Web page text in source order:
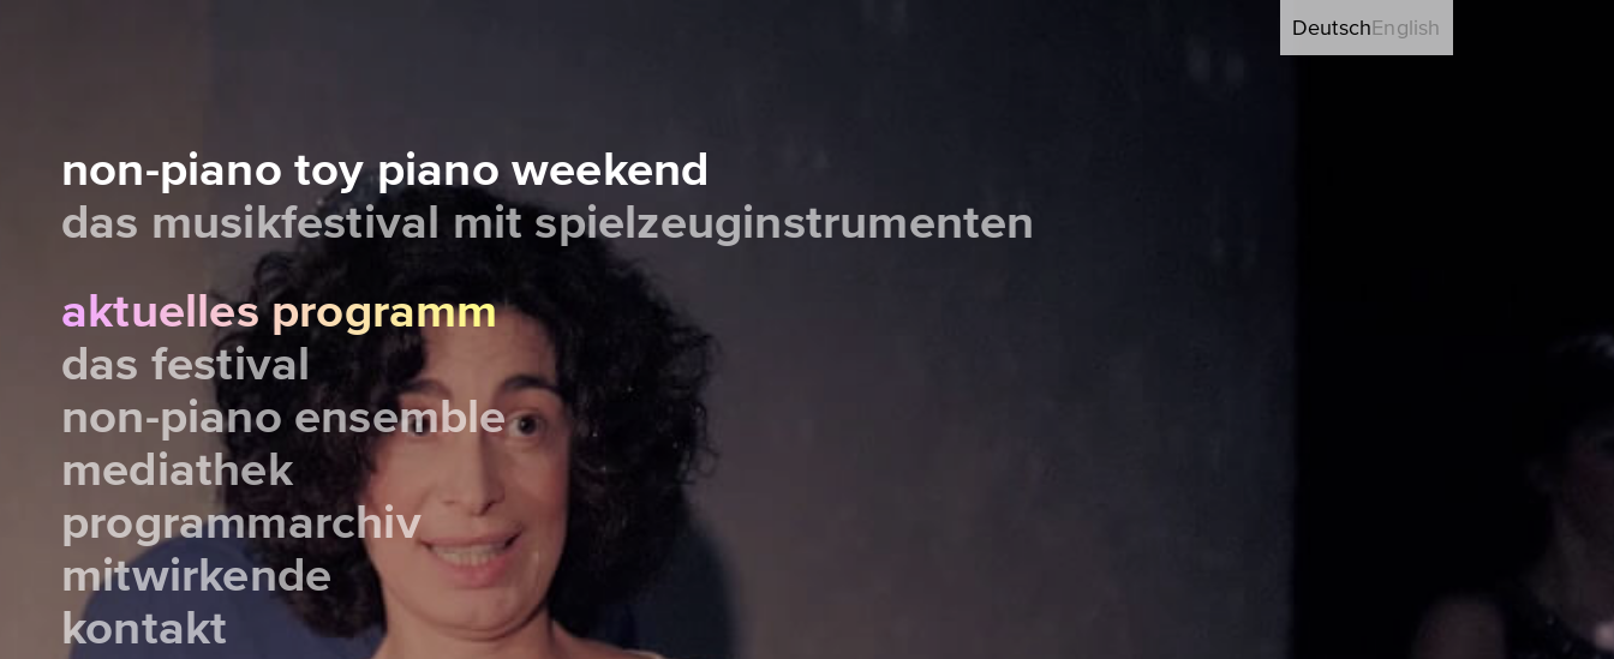
non-piano toy piano weekend
das musikfestival mit spielzeuginstrumenten
DeutschEnglish
aktuelles programm
das festival
non-piano ensemble
mediathek
programmarchiv
mitwirkende
kontakt